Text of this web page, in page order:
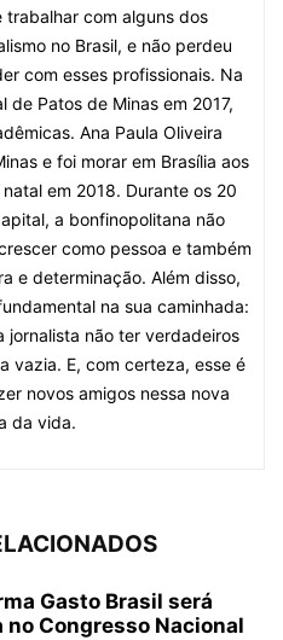
com alguns dos
no Brasil, e não perdeu
com esses profissionais. Na
de Patos de Minas em 2017,
Ana Paula Oliveira
e foi morar em Brasília aos
em 2018. Durante os 20
a bonfinopolitana não
como pessoa e também
e determinação. Além disso,
na sua caminhada:
jornalista não ter verdadeiros
vazia. E, com certeza, esse é
novos amigos nessa nova
da vida.
Gasto Brasil será
no Congresso Nacional